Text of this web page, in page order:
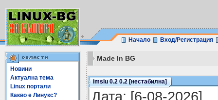
Начало Вход/Регистрация
Новини
Актуална тема
Linux портали
Какво е Линукс?
Made In BG
imslu 0.2 0.2 [нестабилна]
Датa: [6-08-2026]